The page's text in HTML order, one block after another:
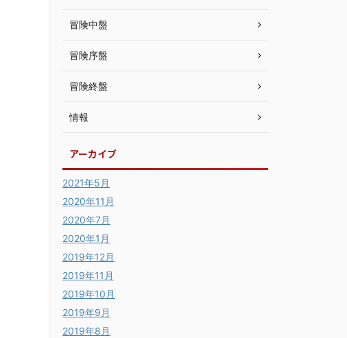
冒険中盤
冒険序盤
冒険終盤
情報
アーカイブ
2021年5月
2020年11月
2020年7月
2020年1月
2019年12月
2019年11月
2019年10月
2019年9月
2019年8月